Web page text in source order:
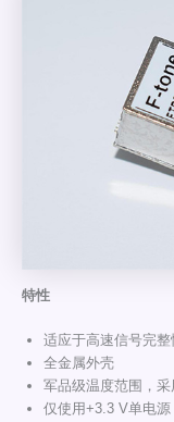
特性
适应于高速信号完
全金属外壳
军品级温度范围，
仅使用+3.3 V单电源